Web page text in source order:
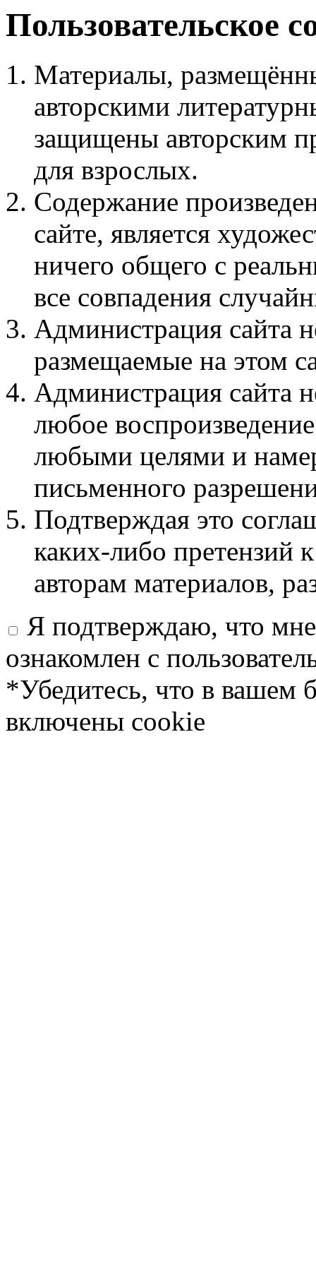
Пользовательское
Материалы,
авторскими
защищены авторским
для взрослых.
Содержание
сайте, является
ничего общего с
все совпадения
Администрация сайта
размещаемые на этом
Администрация сайта
любое
любыми целями и
письменного
Подтверждая это
каких-либо претензий
авторам материалов,
Я подтверждаю, что
ознакомлен с
*Убедитесь, что в вашем
включены cookie